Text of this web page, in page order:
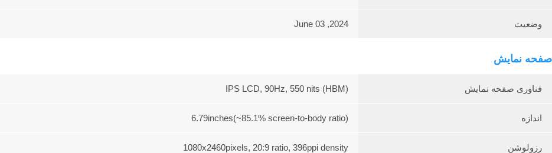
وضعیت 2024, June 03
صفحه نمایش
فناوری صفحه نمایش IPS LCD, 90Hz, 550 nits (HBM)
اندازه 6.79inches(~85.1% screen-to-body ratio)
رزولوشن 1080x2460pixels, 20:9 ratio, 396ppi density